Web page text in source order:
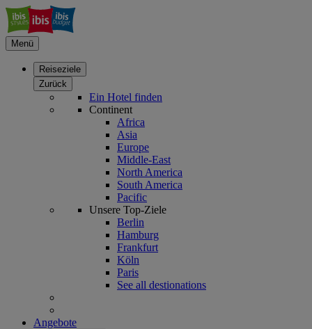
Menü
Reiseziele
Zurück
Ein Hotel finden
Continent
Africa
Asia
Europe
Middle-East
North America
South America
Pacific
Unsere Top-Ziele
Berlin
Hamburg
Frankfurt
Köln
Paris
See all destionations
Angebote